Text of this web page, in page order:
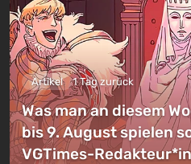
Artikel 1 Tag zurück
Was man an diesem
bis 9. August spielen
VGTimes-